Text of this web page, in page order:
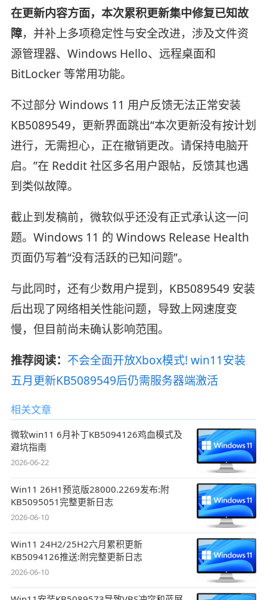
在更新内容方面，本次累积更新集中修复已知故
障，并补上多项稳定性与安全改进，涉及文件资
源管理器、Windows Hello、远程桌面和
BitLocker 等常用功能。
不过部分 Windows 11 用户反馈无法正常安装
KB5089549，更新界面跳出“本次更新没有按计划
进行，无需担心，正在撤销更改。请保持电脑开
启。”在 Reddit 社区多名用户跟帖，反馈其也遇
到类似故障。
截止到发稿前，微软似乎还没有正式承认这一问
题。Windows 11 的 Windows Release Health
页面仍写着“没有活跃的已知问题”。
与此同时，还有少数用户提到，KB5089549 安装
后出现了网络相关性能问题，导致上网速度变
慢，但目前尚未确认影响范围。
推荐阅读： 不会全面开放Xbox模式! win11安装
五月更新KB5089549后仍需服务器端激活
相关文章
微软win11 6月补丁KB5094126鸡血模式及
避坑指南
2026-06-22
Win11 26H1预览版28000.2269发布:附
KB5095051完整更新日志
2026-06-10
Win11 24H2/25H2六月累积更新
KB5094126推送:附完整更新日志
2026-06-10